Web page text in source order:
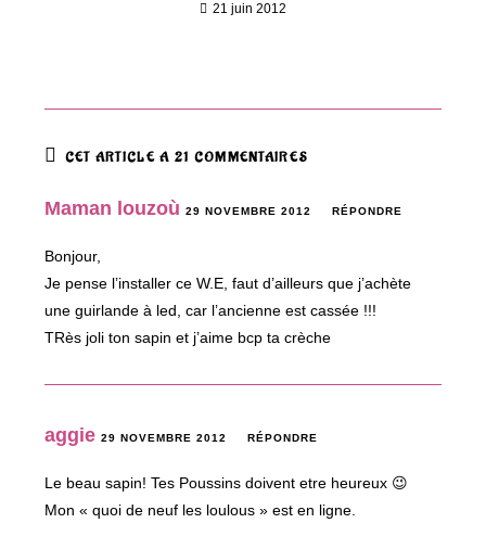
21 juin 2012
CET ARTICLE A 21 COMMENTAIRES
Maman louzoù 29 NOVEMBRE 2012 RÉPONDRE
Bonjour,
Je pense l’installer ce W.E, faut d’ailleurs que j’achète
une guirlande à led, car l’ancienne est cassée !!!
TRès joli ton sapin et j’aime bcp ta crèche
aggie 29 NOVEMBRE 2012 RÉPONDRE
Le beau sapin! Tes Poussins doivent etre heureux 😉
Mon « quoi de neuf les loulous » est en ligne.